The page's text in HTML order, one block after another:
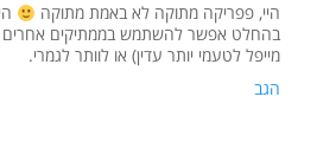
היי, פפריקה מתוקה לא באמת מתוקה
בהחלט אפשר להשתמש בממתיקים אחרים
מייפל לטעמי יותר עדין) או לוותר לגמרי.
הגב